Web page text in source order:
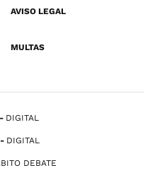
AVISO LEGAL
MULTAS
DIGITAL
DIGITAL
DEBATE